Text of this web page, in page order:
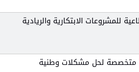
للمشروعات الابتكارية والريادية
لحل مشكلات وطنية